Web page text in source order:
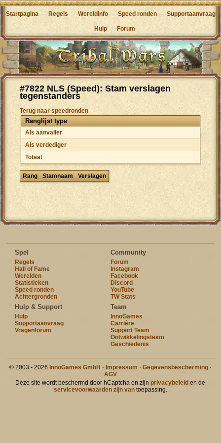
Startpagina - Regels - Wereldinfo - Speed ronden - Supportaanvraag
- Hulp - Forum
#7822 NLS (Speed): Stam verslagen
tegenstanders
Terug naar speedronden
Ranglijst type
Als aanvaller
Als verdediger
Totaal
Rang Stamnaam Verslagen
Spel
Regels
Hall of Fame
Werelden
Statistieken
Speed ronden
Achtergronden
Community
Forum
Instagram
Facebook
Discord
YouTube
TW Stats
Hulp & Support
Hulp
Supportaanvraag
Vragenforum
Team
InnoGames
Carrière
Support Team
Ontwikkelingsteam
Geschiedenis
© 2003 - 2026 InnoGames GmbH · Impressum · Gegevensbescherming·
AGV
Deze site wordt beschermd door hCaptcha en zijnprivacybeleid en de
servicevoorwaarden zijn vantoepassing.